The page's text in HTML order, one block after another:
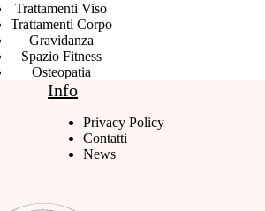
Trattamenti Viso
Trattamenti Corpo
Gravidanza
Spazio Fitness
Osteopatia
Info
Privacy Policy
Contatti
News